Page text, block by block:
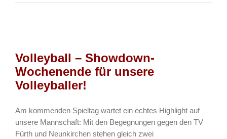
–
Volleyball – Showdown-
Wochenende für unsere
Volleyballer!
Am kommenden Spieltag wartet ein echtes Highlight auf
unsere Mannschaft: Mit den Begegnungen gegen den TV
Fürth und Neunkirchen stehen gleich zwei